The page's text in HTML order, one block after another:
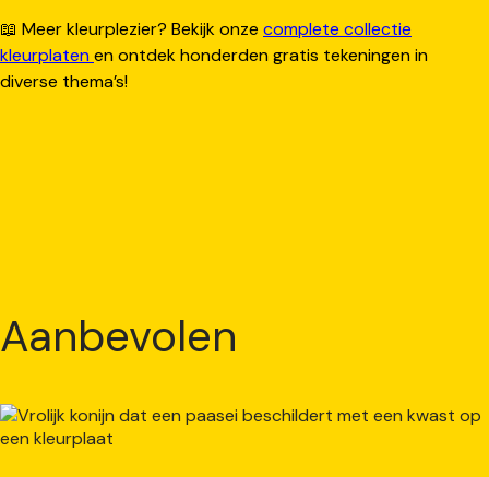
📖 Meer kleurplezier? Bekijk onze complete collectie
kleurplatenen ontdek honderden gratis tekeningen in
diverse thema’s!
Aanbevolen